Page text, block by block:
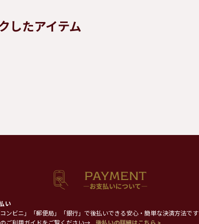
したアイテム
い
ンビニ」「郵便局」「銀行」で後払いできる安心・簡単な決済方法です